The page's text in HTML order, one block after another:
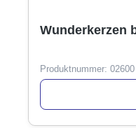
Wunderkerzen
Produktnummer: 02600